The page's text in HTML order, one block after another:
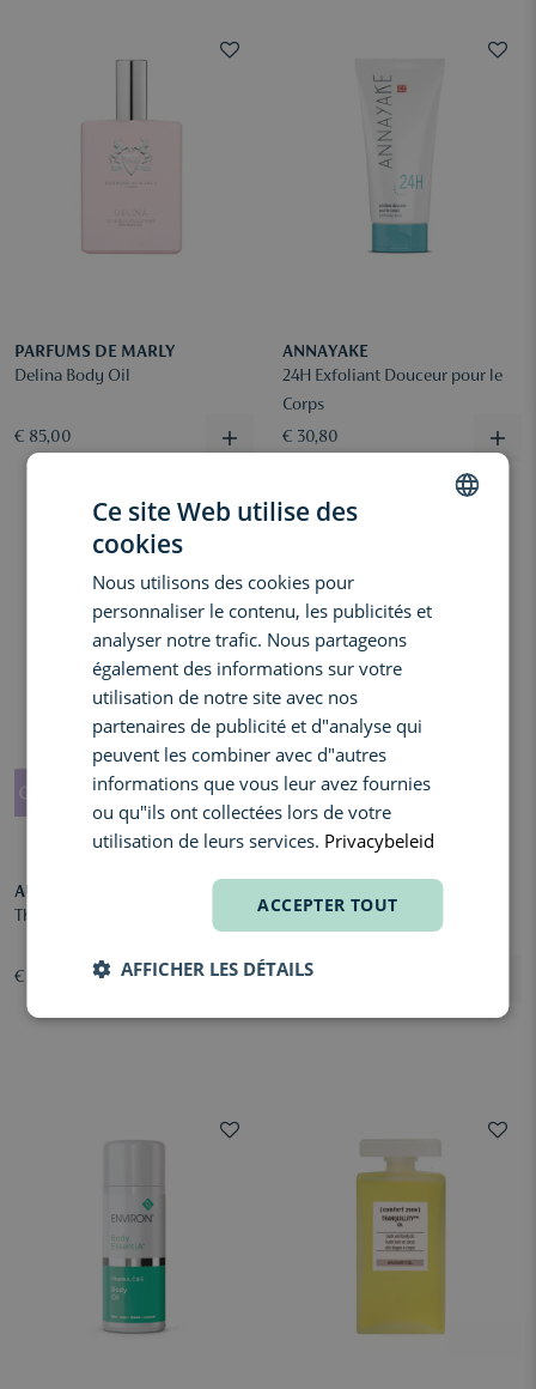
PARFUMS DE MARLY
Delina Body Oil
€ 85,00
ANNAYAKE
24H Exfoliant Douceur pour le
Corps
€ 30,80
AUGUSTINUS BADER
The Body Oil
€ 105,00
Tranquillity Body Scrub
€ 51,50
Ce site Web utilise des
cookies
Nous utilisons des cookies pour
personnaliser le contenu, les publicités et
analyser notre trafic. Nous partageons
également des informations sur votre
utilisation de notre site avec nos
partenaires de publicité et d"analyse qui
peuvent les combiner avec d"autres
informations que vous leur avez fournies
ou qu"ils ont collectées lors de votre
utilisation de leurs services. Privacybeleid
ACCEPTER TOUT
AFFICHER LES DÉTAILS